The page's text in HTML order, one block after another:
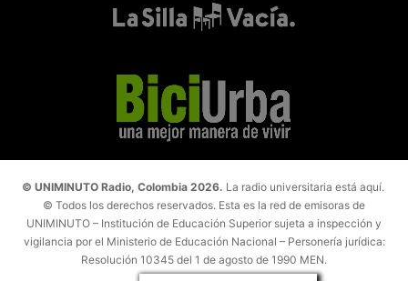
© UNIMINUTO Radio, Colombia 2026. La radio universitaria está aquí.
© Todos los derechos reservados. Esta es la red de emisoras de
UNIMINUTO – Institución de Educación Superior sujeta a inspección y
vigilancia por el Ministerio de Educación Nacional – Personería jurídica:
Resolución 10345 del 1 de agosto de 1990 MEN.